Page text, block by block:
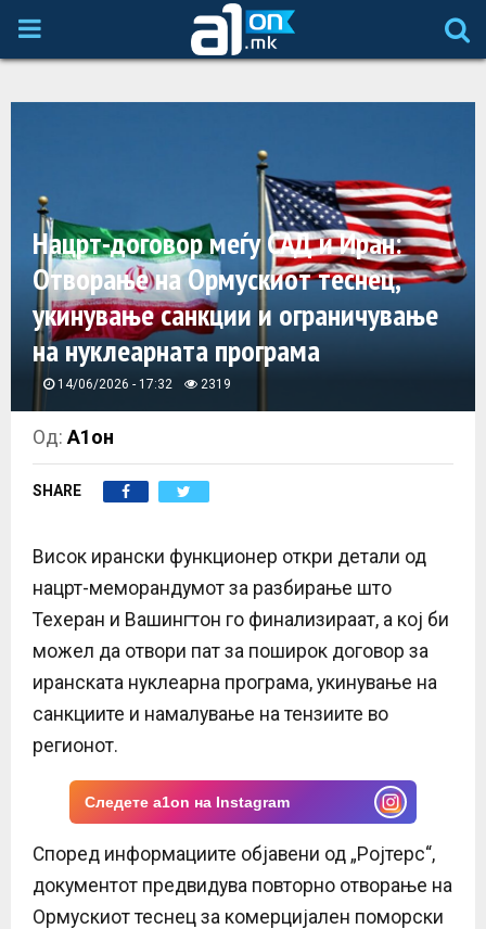
P
M
A
R
M
E
N
U
Нацрт-договор меѓу САД и Иран:
Отворање на Ормускиот теснец,
укинување санкции и ограничување
на нуклеарната програма
14/06/2026 - 17:32 2319
Од:А1он
SHARE
Висок ирански функционер откри детали од
нацрт-меморандумот за разбирање што
Техеран и Вашингтон го финализираат, а кој би
можел да отвори пат за поширок договор за
иранската нуклеарна програма, укинување на
санкциите и намалување на тензиите во
регионот.
Следете a1on на Instagram
Според информациите објавени од „Ројтерс“,
документот предвидува повторно отворање на
Ормускиот теснец за комерцијален поморски